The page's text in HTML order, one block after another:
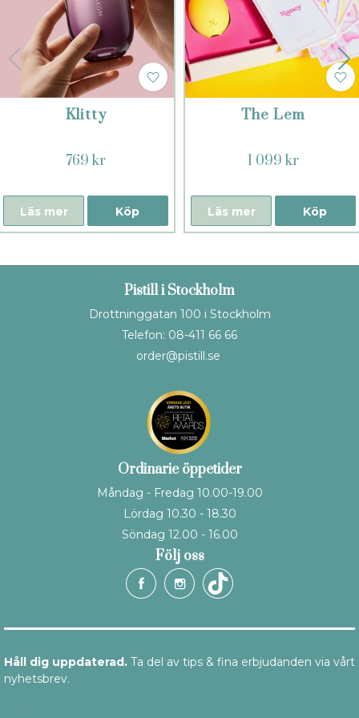
Klitty
769 kr
Köp
Läs mer
The Lem
1 099 kr
Köp
Läs mer
Pistill i Stockholm
Drottninggatan 100 i Stockholm
Telefon: 08-411 66 66
order@pistill.se
Ordinarie öppetider
Måndag - Fredag 10.00-19.00
Lördag 10.30 - 18.30
Söndag 12.00 - 16.00
Följ oss
Håll dig uppdaterad. Ta del av tips & fina erbjudanden via vårt
nyhetsbrev.